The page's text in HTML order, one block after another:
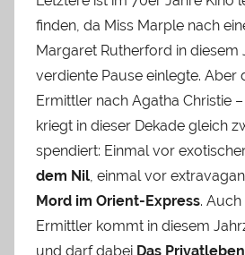
finden, da Miss Marple nach
Margaret Rutherford in diesem
verdiente Pause einlegte. Aber
Ermittler nach Agatha Christie
kriegt in dieser Dekade gleich
spendiert: Einmal vor
dem Nil, einmal vor
Mord im Orient-Express.
Ermittler kommt in diesem
und darf dabei Das